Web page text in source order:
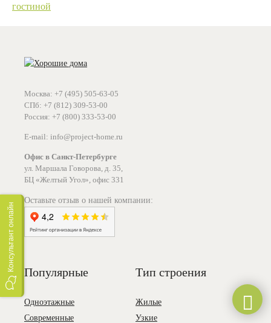
гостиной
Москва: +7 (495) 505-63-05
СПб: +7 (812) 309-53-00
Россия: +7 (800) 333-53-00
E-mail: info@project-home.ru
Офис в Санкт-Петербурге
ул. Маршала Говорова, д. 35,
БЦ «Желтый Угол», офис 331
Оставьте отзыв о нашей компании:
Популярные Тип строения
Одноэтажные
Современные
Жилые
Узкие
Консультант онлайн